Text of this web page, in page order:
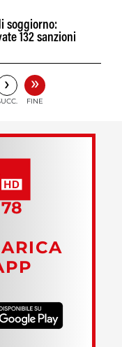
soggiorno:
132 sanzioni
› »
FINE